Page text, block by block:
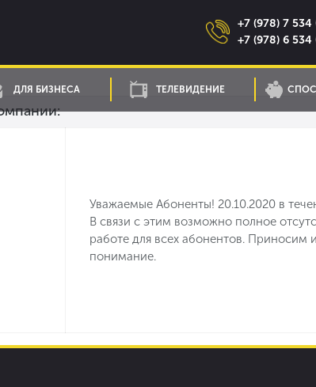
+7 (978) 7 534
+7 (978) 6 534
ДЛЯ БИЗНЕСА ТЕЛЕВИДЕНИЕ
Уважаемые Абоненты! 20.10.2020 в
B связи с этим возможно полное
работе для всех абонентов. Приносим
понимание.